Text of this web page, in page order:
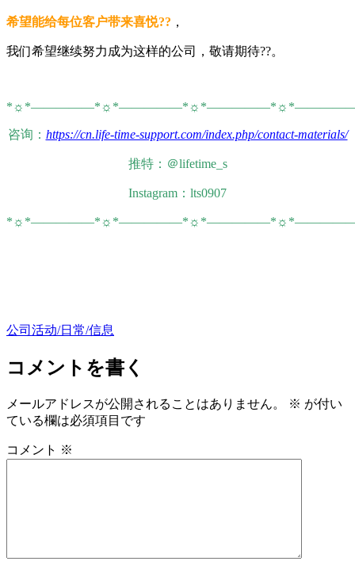
希望能给每位客户带来喜悦?? ，
我们希望继续努力成为这样的公司，敬请期待??。
咨询： https://cn.life-time-support.com/index.php/contact-materials/
推特：＠lifetime_s
Instagram：lts0907
公司活动/日常/信息
コメントを書く
メールアドレスが公開されることはありません。 ※ が付い
ている欄は必須項目です
コメント ※